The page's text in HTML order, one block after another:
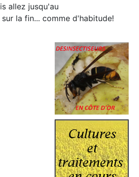
allez jusqu'au
la fin... comme d'habitude!